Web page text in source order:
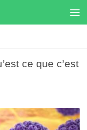
ce que c’est